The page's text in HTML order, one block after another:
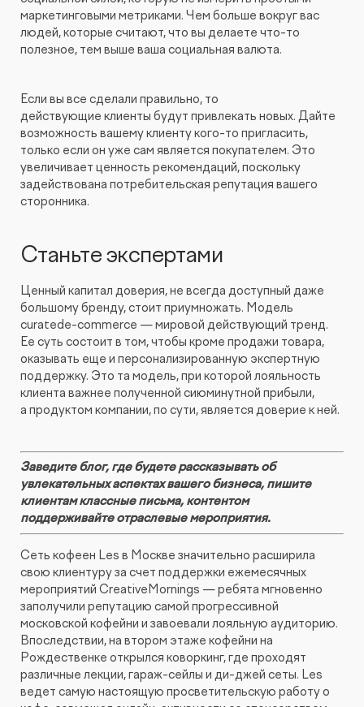
маркетинговыми метриками. Чем больше вокруг вас
людей, которые считают, что вы делаете что-то
полезное, тем выше ваша социальная валюта.
Если вы все сделали правильно, то
действующие клиенты будут привлекать новых. Дайте
возможность вашему клиенту кого-то пригласить,
только если он уже сам является покупателем. Это
увеличивает ценность рекомендаций, поскольку
задействована потребительская репутация вашего
сторонника.
Станьте экспертами
Ценный капитал доверия, не всегда доступный даже
большому бренду, стоит приумножать. Модель
curatede-commerce — мировой действующий тренд.
Ее суть состоит в том, чтобы кроме продажи товара,
оказывать еще и персонализированную экспертную
поддержку. Это та модель, при которой лояльность
клиента важнее полученной сиюминутной прибыли,
а продуктом компании, по сути, является доверие к ней.
Заведите блог, где будете рассказывать об
увлекательных аспектах вашего бизнеса, пишите
клиентам классные письма, контентом
поддерживайте отраслевые мероприятия.
Сеть кофеен Les в Москве значительно расширила
свою клиентуру за счет поддержки ежемесячных
мероприятий CreativeMornings — ребята мгновенно
заполучили репутацию самой прогрессивной
московской кофейни и завоевали лояльную аудиторию.
Впоследствии, на втором этаже кофейни на
Рождественке открылся коворкинг, где проходят
различные лекции, гараж-сейлы и ди-джей сеты. Les
ведет самую настоящую просветительскую работу о